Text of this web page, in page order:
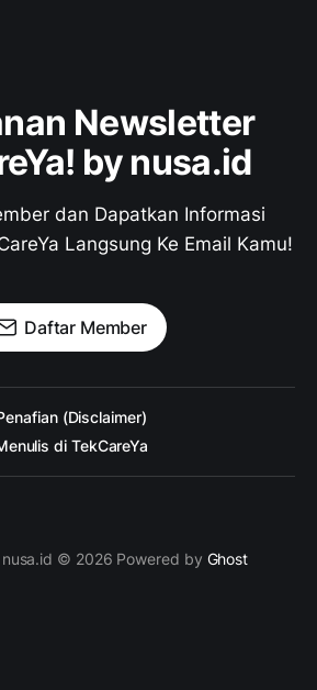
Newsletter
by nusa.id
dan Dapatkan Informasi
Langsung Ke Email Kamu!
Daftar Member
(Disclaimer)
di TekCareYa
nusa.id © 2026 Powered by Ghost